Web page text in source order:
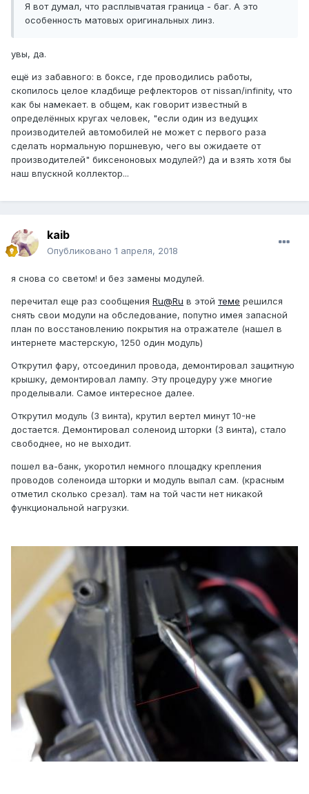
Я вот думал, что расплывчатая граница - баг. А это
особенность матовых оригинальных линз.
увы, да.
ещё из забавного: в боксе, где проводились работы,
скопилось целое кладбище рефлекторов от nissan/infinity, что
как бы намекает. в общем, как говорит известный в
определённых кругах человек, "если один из ведущих
производителей автомобилей не может с первого раза
сделать нормальную поршневую, чего вы ожидаете от
производителей" биксеноновых модулей?) да и взять хотя бы
наш впускной коллектор...
kaib
Опубликовано 1 апреля, 2018
я снова со светом! и без замены модулей.
перечитал еще раз сообщения Ru@Ru в этой теме решился
снять свои модули на обследование, попутно имея запасной
план по восстановлению покрытия на отражателе (нашел в
интернете мастерскую, 1250 один модуль)
Открутил фару, отсоединил провода, демонтировал защитную
крышку, демонтировал лампу. Эту процедуру уже многие
проделывали. Самое интересное далее.
Открутил модуль (3 винта), крутил вертел минут 10-не
достается. Демонтировал соленоид шторки (3 винта), стало
свободнее, но не выходит.
пошел ва-банк, укоротил немного площадку крепления
проводов соленоида шторки и модуль выпал сам. (красным
отметил сколько срезал). там на той части нет никакой
функциональной нагрузки.